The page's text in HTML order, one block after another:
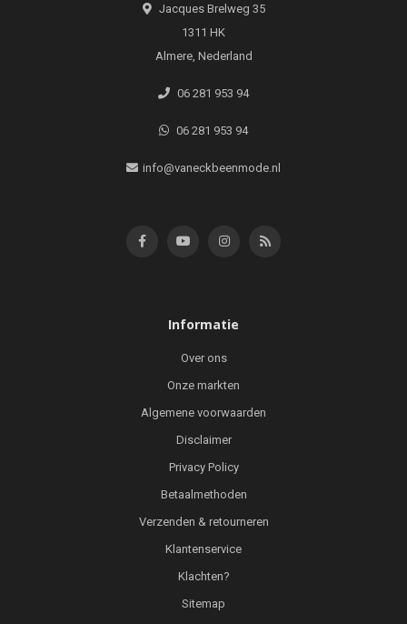
Jacques Brelweg 35
1311 HK
Almere, Nederland
06 281 953 94
06 281 953 94
info@vaneckbeenmode.nl
Informatie
Over ons
Onze markten
Algemene voorwaarden
Disclaimer
Privacy Policy
Betaalmethoden
Verzenden & retourneren
Klantenservice
Klachten?
Sitemap